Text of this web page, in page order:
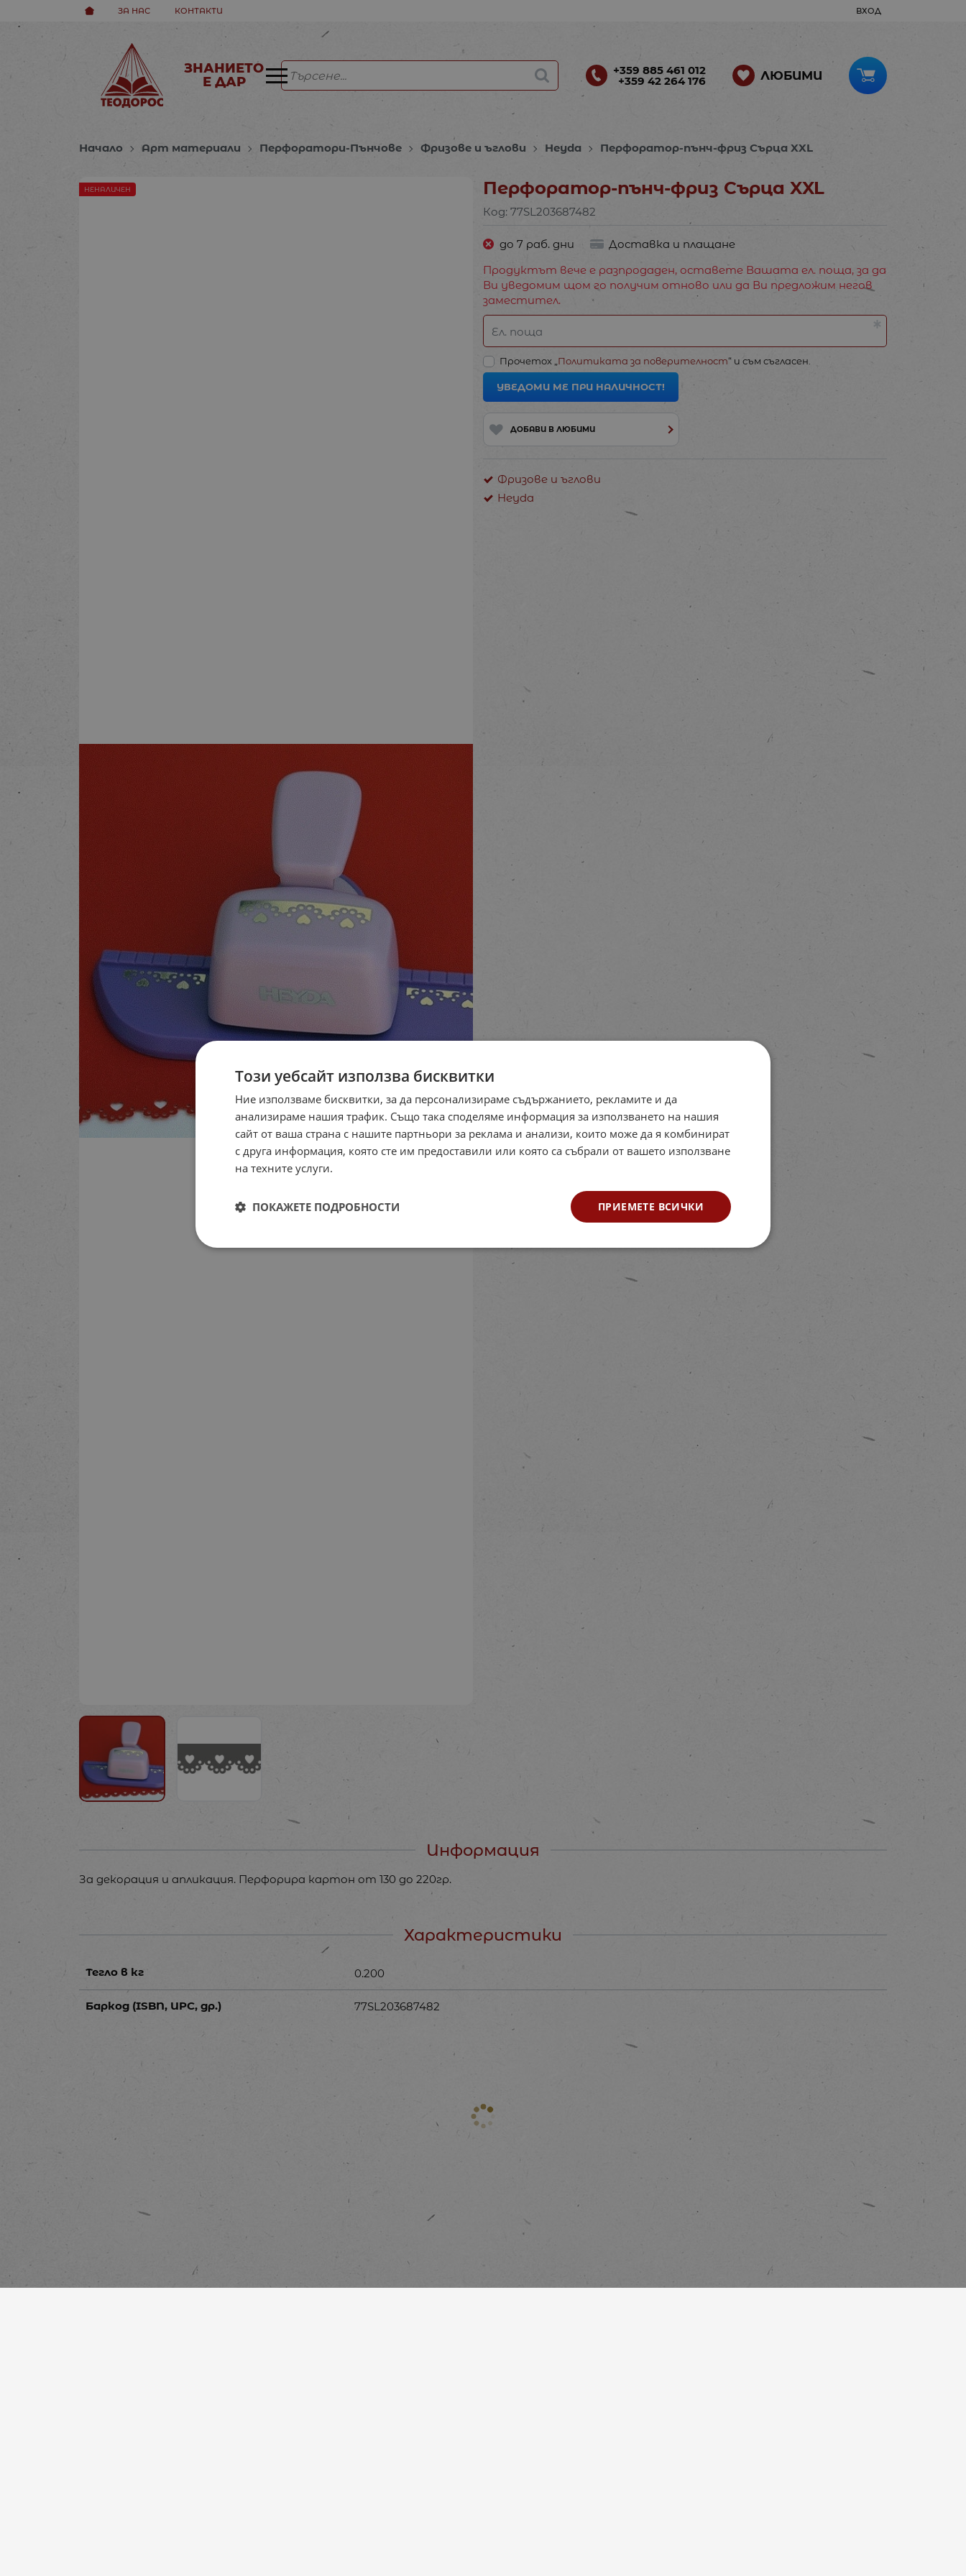
ЗА НАС КОНТАКТИ ВХОД
ЗНАНИЕТО
Е ДАР
+359 885 461 012
+359 42 264 176 ЛЮБИМИ
Начало Арт материали Перфоратори-Пънчове Фризове и ъглови Heyda Перфоратор-пънч-фриз Сърца XXL
Перфоратор-пънч-фриз Сърца XXL
Код: 77SL203687482
НЕНАЛИЧЕН
до 7 раб. дни
Доставка и плащане
Продуктът вече е разпродаден, оставете Вашата ел. поща, за да
Ви уведомим щом го получим отново или да Ви предложим негов
заместител.
Ел. поща
Прочетох „ Политиката за поверителност“ и съм съгласен.
УВЕДОМИ МЕ ПРИ НАЛИЧНОСТ!
ДОБАВИ В ЛЮБИМИ
Фризове и ъглови
Heyda
Информация
За декорация и апликация. Перфорира картон от 130 до 220гр.
Характеристики
Тегло в кг 0.200
Баркод (ISBN, UPC, др.) 77SL203687482
Този уебсайт използва бисквитки
Ние използваме бисквитки, за да персонализираме съдържанието, рекламите и да
анализираме нашия трафик. Също така споделяме информация за използването на нашия
сайт от ваша страна с нашите партньори за реклама и анализи, които може да я комбинират
с друга информация, която сте им предоставили или която са събрали от вашето използване
на техните услуги.
ПРИЕМЕТЕ ВСИЧКИ
ПОКАЖЕТЕ ПОДРОБНОСТИ